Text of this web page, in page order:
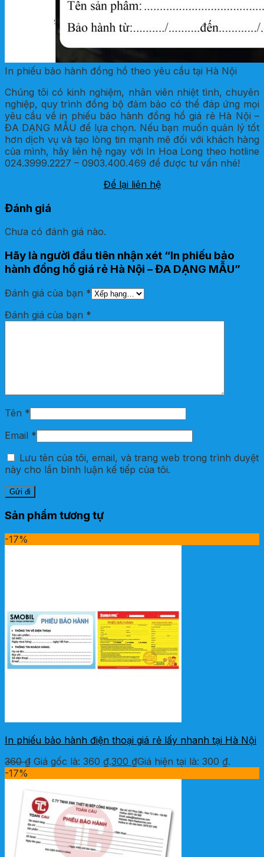
In phiếu bảo hành đồng hồ theo yêu cầu tại Hà Nội
Chúng tôi có kinh nghiệm, nhân viên nhiệt tình, chuyên
nghiệp, quy trình đồng bộ đảm bảo có thể đáp ứng mọi
yêu cầu về in phiếu bảo hành đồng hồ giá rẻ Hà Nội –
ĐA DẠNG MẪU để lựa chọn. Nếu bạn muốn quản lý tốt
hơn dịch vụ và tạo lòng tin mạnh mẽ đối với khách hàng
của mình, hãy liên hệ ngay với In Hoa Long theo hotline
024.3999.2227 – 0903.400.469 để được tư vấn nhé!
Để lại liên hệ
Đánh giá
Chưa có đánh giá nào.
Hãy là người đầu tiên nhận xét “In phiếu bảo
hành đồng hồ giá rẻ Hà Nội – ĐA DẠNG MẪU”
Đánh giá của bạn *
Đánh giá của bạn *
Tên *
Email *
Lưu tên của tôi, email, và trang web trong trình duyệt
này cho lần bình luận kế tiếp của tôi.
Sản phẩm tương tự
-17%
In phiếu bảo hành điện thoại giá rẻ lấy nhanh tại Hà Nội
360₫ Giá gốc là: 360 ₫.300 ₫Giá hiện tại là: 300 ₫.
-17%